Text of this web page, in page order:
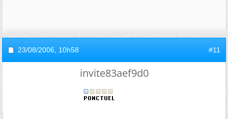
23/08/2006, 10h58 #11
invite83aef9d0